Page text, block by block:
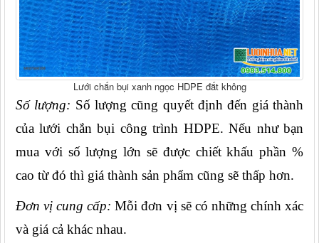
Lưới chắn bụi xanh ngọc HDPE đắt không
Số lượng: Số lượng cũng quyết định đến giá thành
của lưới chắn bụi công trình HDPE. Nếu như bạn
mua với số lượng lớn sẽ được chiết khấu phần %
cao từ đó thì giá thành sản phẩm cũng sẽ thấp hơn.
Đơn vị cung cấp: Mỗi đơn vị sẽ có những chính xác
và giá cả khác nhau.